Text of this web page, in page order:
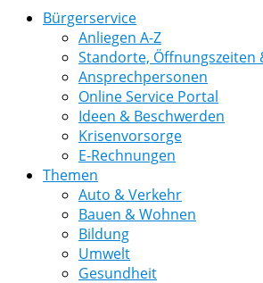
Bürgerservice
Anliegen A-Z
Standorte, Öffnungszeiten
Ansprechpersonen
Online Service Portal
Ideen & Beschwerden
Krisenvorsorge
E-Rechnungen
Themen
Auto & Verkehr
Bauen & Wohnen
Bildung
Umwelt
Gesundheit